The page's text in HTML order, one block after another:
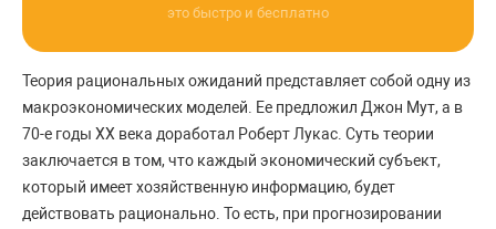
это быстро и бесплатно
Теория рациональных ожиданий представляет собой одну из
макроэкономических моделей. Ее предложил Джон Мут, а в
70-е годы ХХ века доработал Роберт Лукас. Суть теории
заключается в том, что каждый экономический субъект,
который имеет хозяйственную информацию, будет
действовать рационально. То есть, при прогнозировании